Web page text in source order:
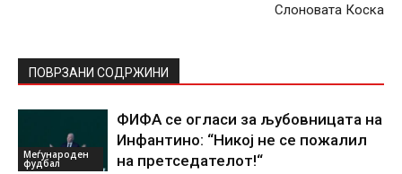
Слоновата Коска
ПОВРЗАНИ СОДРЖИНИ
Меѓународен
фудбал
ФИФА се огласи за љубовницата на
Инфантино: “Никој не се пожалил
на претседателот!“